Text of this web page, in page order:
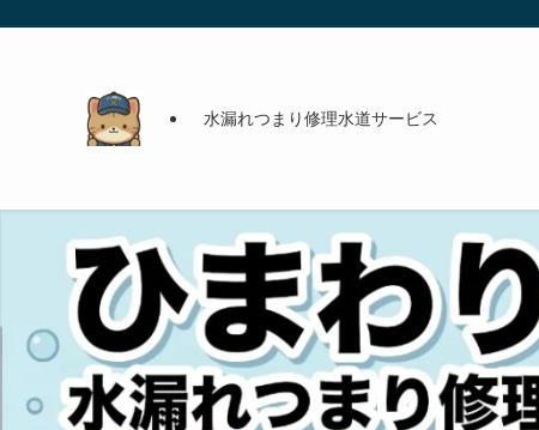
水漏れつまり修理水道サービス